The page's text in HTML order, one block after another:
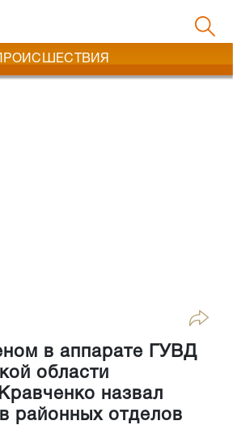
ПРОИСШЕСТВИЯ
в аппарате ГУВД
области
назвал
районных отделов